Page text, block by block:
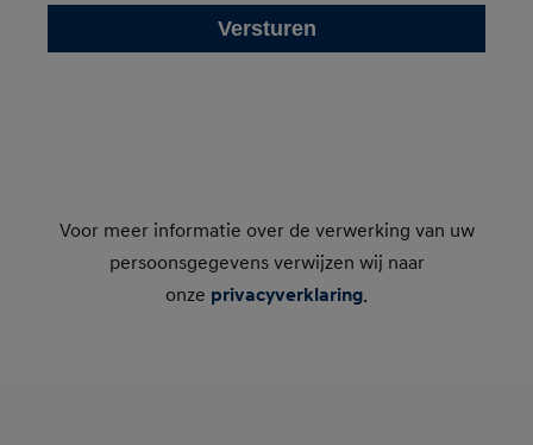
Voor meer informatie over de verwerking van uw
persoonsgegevens verwijzen wij naar
onze privacyverklaring.